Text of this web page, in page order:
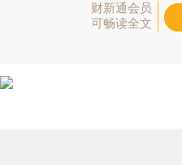
财新通会员
可畅读全文